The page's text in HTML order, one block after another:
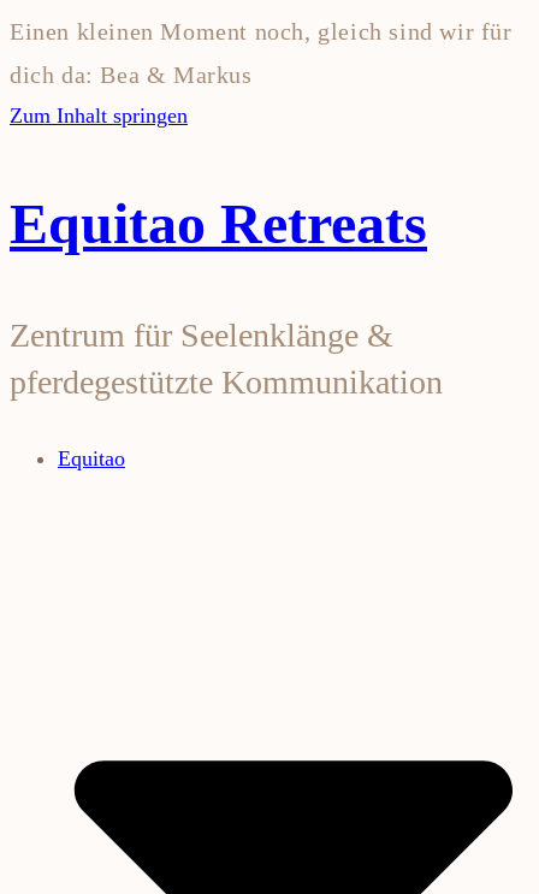
Einen kleinen Moment noch, gleich sind wir für
dich da: Bea & Markus
Zum Inhalt springen
Equitao Retreats
Zentrum für Seelenklänge &
pferdegestützte Kommunikation
Equitao